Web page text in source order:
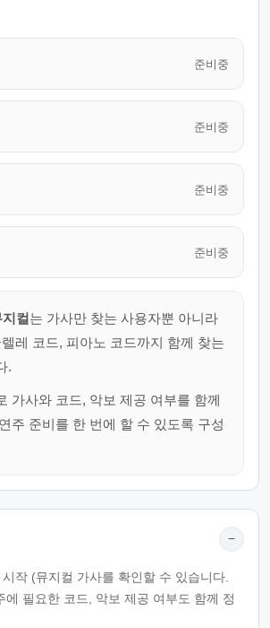
준비중
준비중
준비중
준비중
컬는 가사만 찾는 사용자뿐 아니라
레 코드, 피아노 코드까지 함께 찾는
.
가사와 코드, 악보 제공 여부를 함께
주 준비를 한 번에 할 수 있도록 구성
−
작 (뮤지컬 가사를 확인할 수 있습니다.
에 필요한 코드, 악보 제공 여부도 함께 정